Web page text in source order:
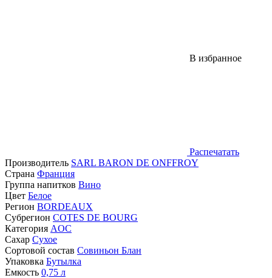
В избранное
Распечатать
Производитель SARL BARON DE ONFFROY
Страна Франция
Группа напитков Вино
Цвет Белое
Регион BORDEAUX
Субрегион COTES DE BOURG
Категория AOC
Сахар Сухое
Сортовой состав Совиньон Блан
Упаковка Бутылка
Емкость 0,75 л